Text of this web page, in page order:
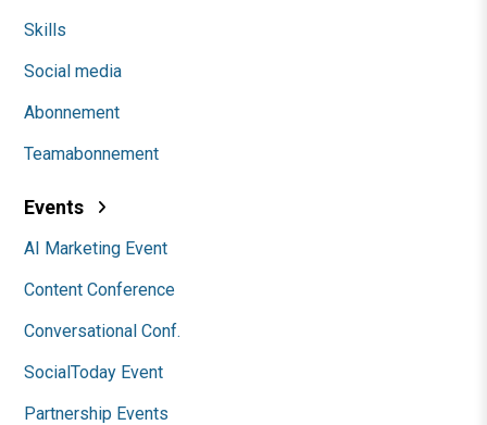
Skills
Social media
Abonnement
Teamabonnement
Events
AI Marketing Event
Content Conference
Conversational Conf.
SocialToday Event
Partnership Events